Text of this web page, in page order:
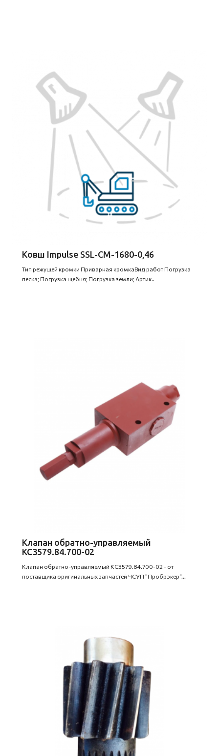
Ковш Impulse SSL-CM-1680-0,46
Тип режущей кромки Приварная кромкаВид работ Погрузка
песка; Погрузка щебня; Погрузка земли; Артик..
Клапан обратно-управляемый
КС3579.84.700-02
Клапан обратно-управляемый КС3579.84.700-02 - от
поставщика оригинальных запчастей ЧСУП "Пробрэкер"...